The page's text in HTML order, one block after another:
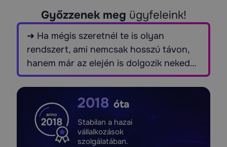
Győzzenek meg ügyfeleink!
➜ Ha mégis szeretnél te is olyan
rendszert, ami nemcsak hosszú távon,
hanem már az elején is dolgozik neked…
2018 óta
Stabilan a hazai
vállalkozások
szolgálatában.